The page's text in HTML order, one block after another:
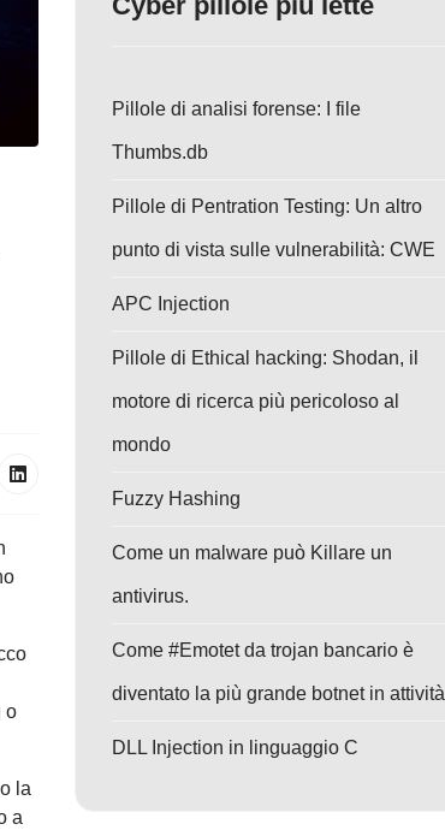
o
la
a
Pillole di analisi forense: I file
Thumbs.db
Pillole di Pentration Testing: Un altro
punto di vista sulle vulnerabilità: CWE
APC Injection
Pillole di Ethical hacking: Shodan, il
motore di ricerca più pericoloso al
mondo
Fuzzy Hashing
Come un malware può Killare un
antivirus.
Come #Emotet da trojan bancario è
diventato la più grande botnet in attività
DLL Injection in linguaggio C